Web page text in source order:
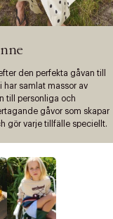
den perfekta gåvan till
har samlat massor av
till personliga och
gåvor som skapar
gör varje tillfälle speciellt.